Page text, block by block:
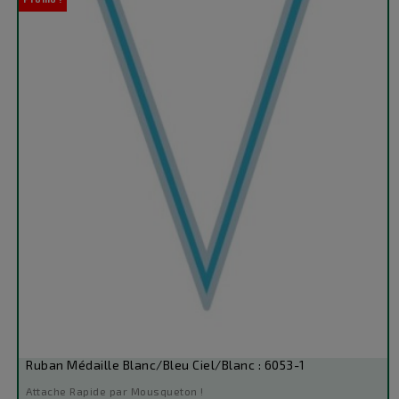
Ruban Médaille Blanc/Bleu Ciel/Blanc : 6053-1
Attache Rapide par Mousqueton !